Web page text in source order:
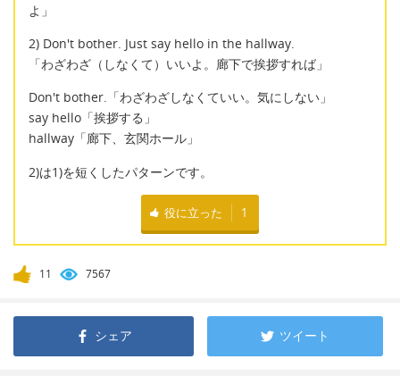
よ」
2) Don't bother. Just say hello in the hallway.
「わざわざ（しなくて）いいよ。廊下で挨拶すれば」
Don't bother.「わざわざしなくていい。気にしない」
say hello「挨拶する」
hallway「廊下、玄関ホール」
2)は1)を短くしたパターンです。
役に立った 1
11 7567
シェア ツイート